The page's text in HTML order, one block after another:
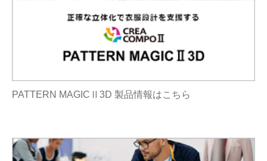
PATTERN MAGICⅡ3D 製品情報はこちら